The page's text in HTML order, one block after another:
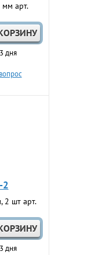
мм арт.
дня
2
2 шт арт.
дня